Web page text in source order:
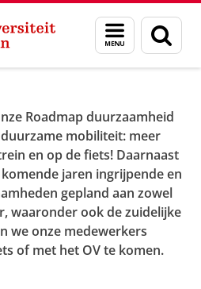
Menu
en
zoeken
Beleid
Roadmap duurzaamheid
mobiliteit: meer
en op de fiets! Daarnaast
jaren ingrijpende en
gepland aan zowel
waaronder ook de zuidelijke
we onze medewerkers
of met het OV te komen.